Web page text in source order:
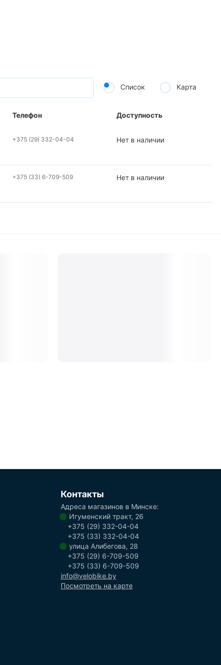
Список Карта
Телефон Доступность
+375 (29) 332-04-04 Нет в наличии
+375 (33) 6-709-509 Нет в наличии
Контакты
Адреса магазинов в Минске:
Игуменский тракт, 26
+375 (29) 332-04-04
+375 (33) 332-04-04
улица Алибегова, 28
+375 (29) 6-709-509
+375 (33) 6-709-509
info@velobike.by
Посмотреть на карте